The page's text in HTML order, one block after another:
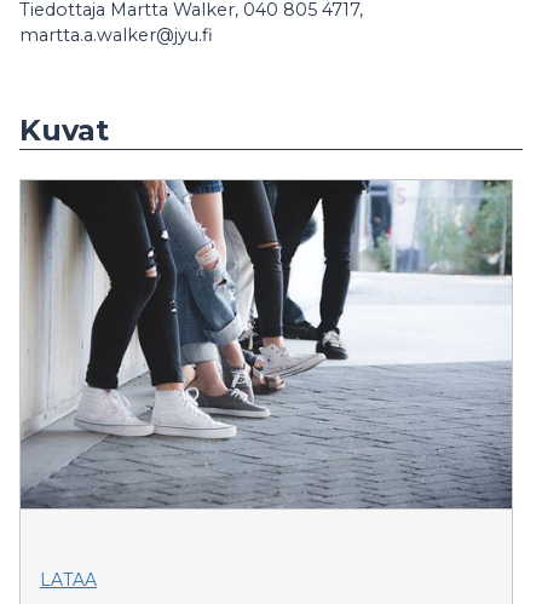
Tiedottaja Martta Walker, 040 805 4717,
martta.a.walker@jyu.fi
Kuvat
LATAA